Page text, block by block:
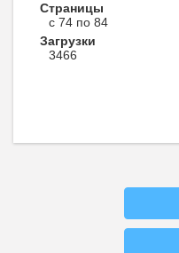
Страницы
с 74 по 84
Загрузки
3466